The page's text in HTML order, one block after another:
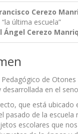
Cerezo
última escuela”
Ángel Cerezo
Pedagógico de
desarrollada en el
que está
pasado de la
escolares que